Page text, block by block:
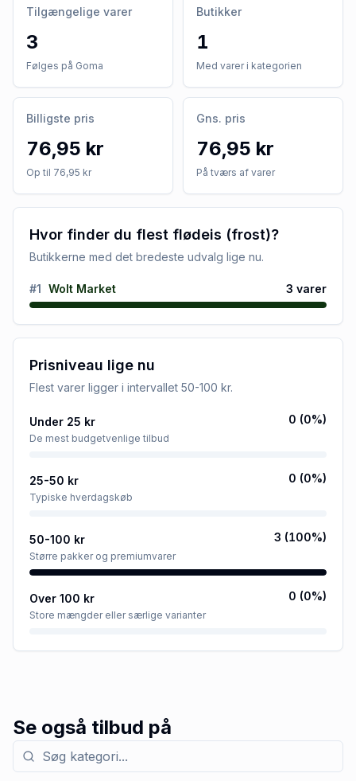
Tilgængelige varer
3
Følges på Goma
Butikker
1
Med varer i kategorien
Billigste pris
76,95 kr
Op til 76,95 kr
Gns. pris
76,95 kr
På tværs af varer
Hvor finder du flest flødeis (frost)?
Butikkerne med det bredeste udvalg lige nu.
#1 Wolt Market 3 varer
Prisniveau lige nu
Flest varer ligger i intervallet 50-100 kr.
Under 25 kr
De mest budgetvenlige tilbud
0 (0%)
25-50 kr
Typiske hverdagskøb
0 (0%)
50-100 kr
Større pakker og premiumvarer
3 (100%)
Over 100 kr
Store mængder eller særlige varianter
0 (0%)
Se også tilbud på
Søg efter kategori med tilbud